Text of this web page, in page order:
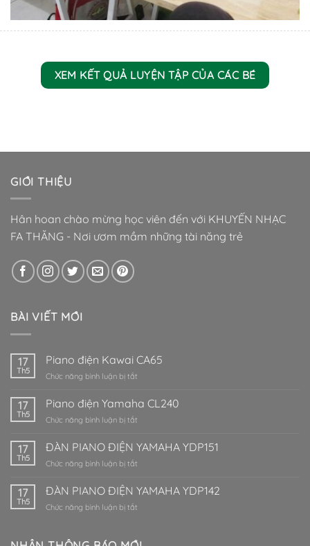
XEM KẾT QUẢ LUYỆN TẬP CỦA CÁC BÉ
GIỚI THIỆU
Hân hoan chào mừng học viên đến với KHUYẾN NHẠC
FA THĂNG - Nơi ươm mầm những tài năng trẻ
BÀI VIẾT MỚI
17
Th5
Piano điện Kawai CA65
Chức năng bình luận bị tắt
điện
Kawai
17
Th5
Piano điện Yamaha CL240
Chức năng bình luận bị tắt
điện
Yamaha
17
Th5
ĐÀN PIANO ĐIỆN YAMAHA YDP151
Chức năng bình luận bị tắt
PIANO
ĐIỆN
17
Th5
ĐÀN PIANO ĐIỆN YAMAHA YDP142
Chức năng bình luận bị tắt
ĐIỆN